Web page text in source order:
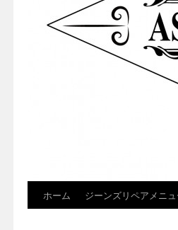
ホーム ジーンズリペアメニ